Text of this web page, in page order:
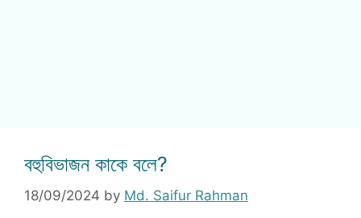
বহুবিভাজন কাকে বলে?
18/09/2024 by Md. Saifur Rahman